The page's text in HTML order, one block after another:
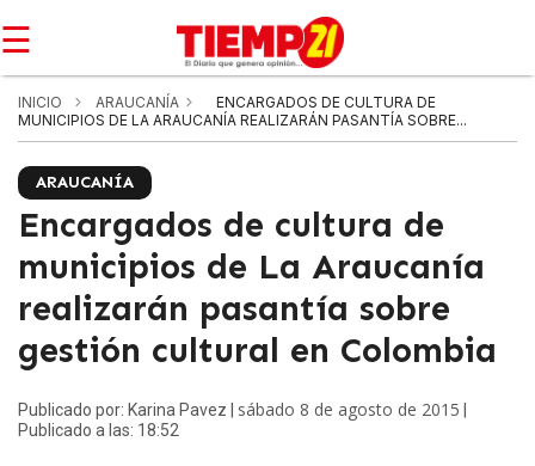
☰
INICIO ARAUCANÍA
ENCARGADOS DE CULTURA DE
MUNICIPIOS DE LA ARAUCANÍA REALIZARÁN PASANTÍA SOBRE...
ARAUCANÍA
Encargados de cultura de
municipios de La Araucanía
realizarán pasantía sobre
gestión cultural en Colombia
Publicado por: Karina Pavez | sábado 8 de agosto de 2015
Publicado a las: 18:52